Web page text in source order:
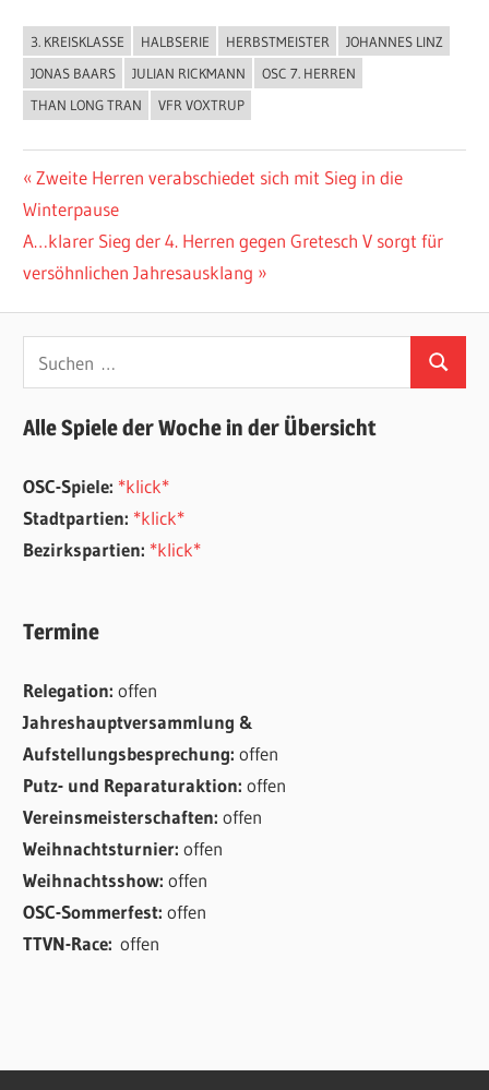
ALLGEMEIN
3. KREISKLASSE HALBSERIE HERBSTMEISTER
JOHANNES LINZ
JONAS BAARS
JULIAN RICKMANN
OSC 7. HERREN
THAN LONG TRAN
VFR VOXTRUP
Beitragsnavigation
Vorheriger
Beitrag:
Zweite Herren verabschiedet sich mit Sieg in die
Winterpause
Nächster
Beitrag:
A…klarer Sieg der 4. Herren gegen Gretesch V sorgt für
versöhnlichen Jahresausklang
nach:
Suchen
Alle Spiele der Woche in der Übersicht
OSC-Spiele: *klick*
Stadtpartien: *klick*
Bezirkspartien: *klick*
Termine
Relegation:offen
Jahreshauptversammlung &
Aufstellungsbesprechung:offen
Putz- und Reparaturaktion:offen
Vereinsmeisterschaften:offen
Weihnachtsturnier:offen
Weihnachtsshow:offen
OSC-Sommerfest:offen
TTVN-Race:offen